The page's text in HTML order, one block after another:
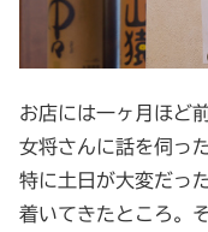
お店には一ヶ月ほど
女将さんに話を伺っ
特に土日が大変だっ
着いてきたところ。